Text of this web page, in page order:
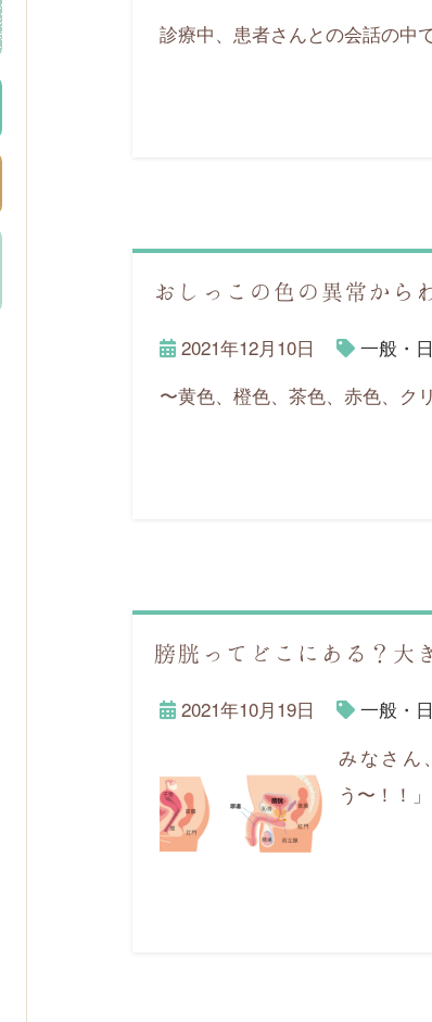
診療中、患者さんとの会話の中
おしっこの色の異常から
2021年12月10日 一般・
〜黄色、橙色、茶色、赤色、
膀胱ってどこにある？大
2021年10月19日
一般・
みなさん
う〜！！